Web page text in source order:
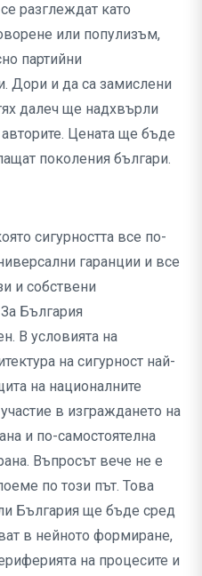
разглеждат като
или популизъм,
партийни
Дори и да са замислени
далеч ще надхвърли
Цената ще бъде
поколения българи.
сигурността все по-
гаранции и все
и собствени
България
В условията на
на сигурност най-
на националните
в изграждането на
и по-самостоятелна
Въпросът вече не е
по този път. Това
България ще бъде сред
в нейното формиране,
на процесите и